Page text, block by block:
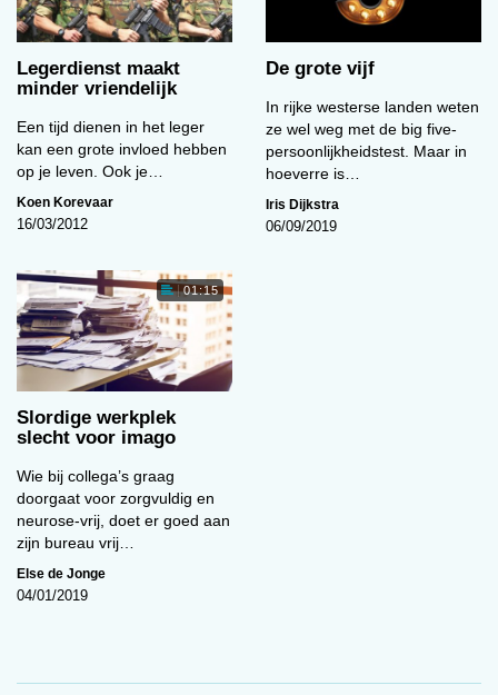
en vinden hem of haar daardoor sympathieker.
Ook vermoeden de onderzoekers dat deze
obers net iets meer moeite doen voor hun
klanten.
Toch bleek in sommige gevallen ‘surface acting’
even hoge fooien op te leveren. Dat was vooral
obers van nature socialer en expressiever zijn,
attitudes te veranderen om hetzelfde resultaat te
verkrijgen.
Want a tip? Service performance as a
function of emotion regulation and
extraversionDoor: N.-W. Chi, A.A. Grandey,
Psychology, 2011, online gepubliceerd op 11
april, doi: 10.1037/a0022884.
Legerdienst maakt
minder vriendelijk
Een tijd dienen in het leger
kan een grote invloed hebben
op je leven. Ook je…
Koen Korevaar
16/03/2012
De grote vijf
In rijke westerse landen weten
ze wel weg met de big five-
persoonlijkheidstest. Maar in
hoeverre is…
Iris Dijkstra
06/09/2019
01:15
Slordige werkplek
slecht voor imago
Wie bij collega’s graag
doorgaat voor zorgvuldig en
neurose-vrij, doet er goed aan
zijn bureau vrij…
Else de Jonge
04/01/2019